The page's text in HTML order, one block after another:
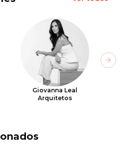
Giovanna Leal
Arquitetos